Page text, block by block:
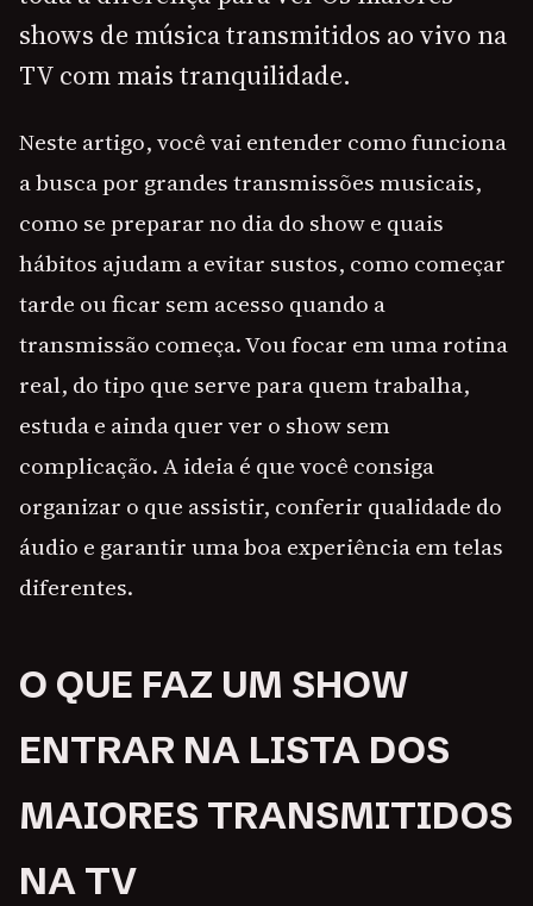
shows de música transmitidos ao vivo na
TV com mais tranquilidade.
Neste artigo, você vai entender como funciona
a busca por grandes transmissões musicais,
como se preparar no dia do show e quais
hábitos ajudam a evitar sustos, como começar
tarde ou ficar sem acesso quando a
transmissão começa. Vou focar em uma rotina
real, do tipo que serve para quem trabalha,
estuda e ainda quer ver o show sem
complicação. A ideia é que você consiga
organizar o que assistir, conferir qualidade do
áudio e garantir uma boa experiência em telas
diferentes.
O QUE FAZ UM SHOW
ENTRAR NA LISTA DOS
MAIORES TRANSMITIDOS
NA TV